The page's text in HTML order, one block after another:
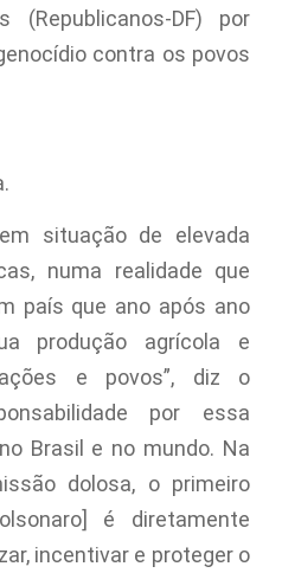
(Republicanos-DF) por
contra os povos
situação de elevada
numa realidade que
país que ano após ano
produção agrícola e
e povos”, diz o
por essa
Brasil e no mundo. Na
dolosa, o primeiro
é diretamente
incentivar e proteger o